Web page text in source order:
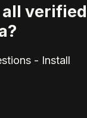
verified
- Install